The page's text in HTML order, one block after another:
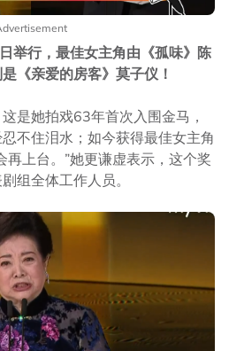
举行，最佳女主角由《孤味》陈
《亲爱的房客》莫子仪！
是她拍戏63年首次入围金马，
不住泪水；如今获得最佳女主角
再上台。”她更谦虚表示，这个奖
组全体工作人员。